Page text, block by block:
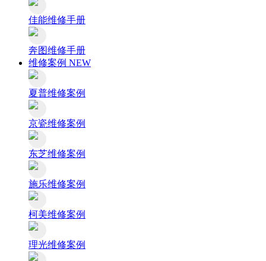
佳能维修手册
奔图维修手册
维修案例 NEW
夏普维修案例
京瓷维修案例
东芝维修案例
施乐维修案例
柯美维修案例
理光维修案例